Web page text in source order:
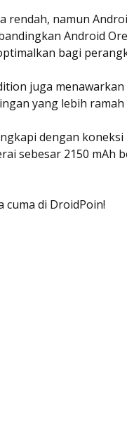
rendah, namun
Android
bagi
juga
yang lebih ramah
dengan koneksi
sebesar 2150 mAh
di DroidPoin!